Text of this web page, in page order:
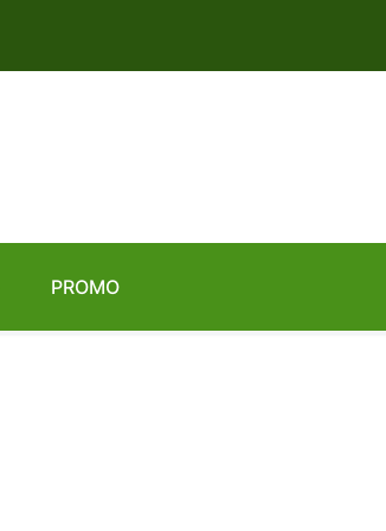
PROMO